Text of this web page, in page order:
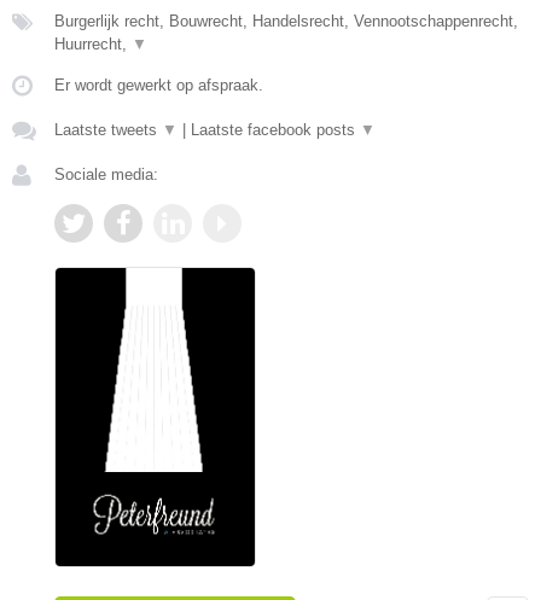
Burgerlijk recht, Bouwrecht, Handelsrecht, Vennootschappenrecht,
Huurrecht,
▼
Er wordt gewerkt op afspraak.
Laatste tweets ▼ Laatste facebook posts ▼
Sociale media: